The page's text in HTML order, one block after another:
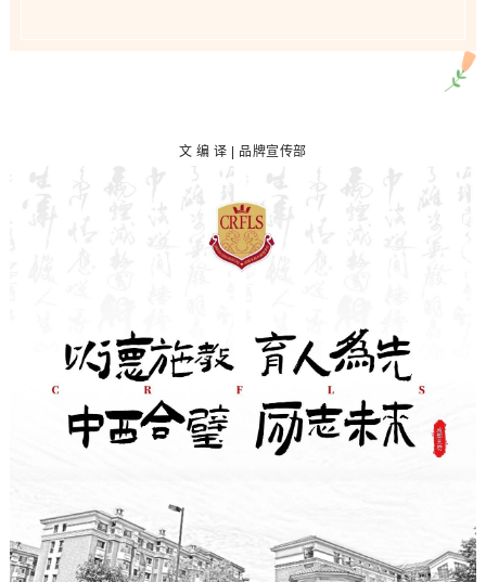
文 编 译 | 品牌宣传部